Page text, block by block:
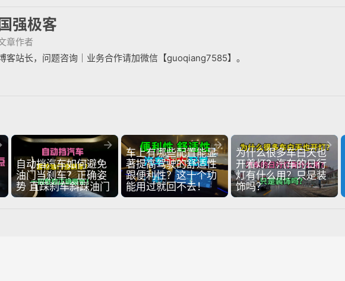
强极客
章作者
客站长，问题咨询｜业务合作请加微信【guoqiang7585】。
自动挡汽车如何避免
油门当刹车？正确姿
势 直踩刹车斜踩油门

车上有哪些配置能显
著提高驾驶的舒适性
跟便利性？这十个功
能用过就回不去！

为什么很多车白天也
开着灯？汽车的日行
灯有什么用？只是装
饰吗？
